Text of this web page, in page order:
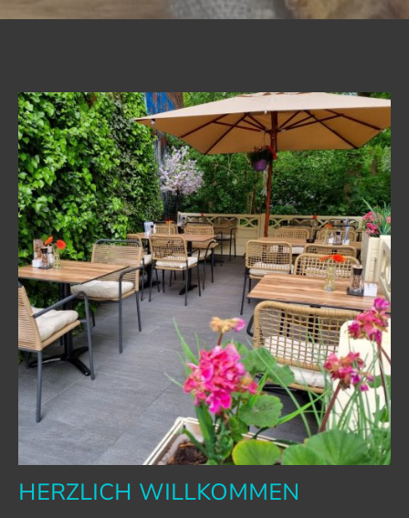
HERZLICH WILLKOMMEN